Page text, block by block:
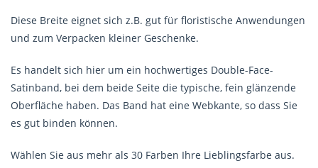
Diese Breite eignet sich z.B. gut für floristische Anwendungen
und zum Verpacken kleiner Geschenke.
Es handelt sich hier um ein hochwertiges Double-Face-
Satinband, bei dem beide Seite die typische, fein glänzende
Oberfläche haben. Das Band hat eine Webkante, so dass Sie
es gut binden können.
Wählen Sie aus mehr als 30 Farben Ihre Lieblingsfarbe aus.